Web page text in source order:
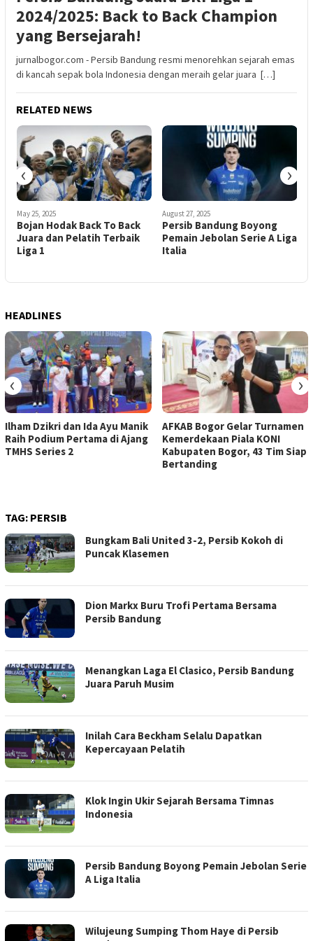
2024/2025: Back to Back Champion
yang Bersejarah!
jurnalbogor.com - Persib Bandung resmi menorehkan sejarah emas
di kancah sepak bola Indonesia dengan meraih gelar juara […]
RELATED NEWS
May 25, 2025
Bojan Hodak Back To Back
Juara dan Pelatih Terbaik
Liga 1
August 27, 2025
Persib Bandung Boyong
Pemain Jebolan Serie A Liga
Italia
‹ ›
HEADLINES
Ilham Dzikri dan Ida Ayu Manik
Raih Podium Pertama di Ajang
TMHS Series 2
AFKAB Bogor Gelar Turnamen
Kemerdekaan Piala KONI
Kabupaten Bogor, 43 Tim Siap
Bertanding
‹ ›
TAG: PERSIB
Bungkam Bali United 3-2, Persib Kokoh di
Puncak Klasemen
Dion Markx Buru Trofi Pertama Bersama
Persib Bandung
Menangkan Laga El Clasico, Persib Bandung
Juara Paruh Musim
Inilah Cara Beckham Selalu Dapatkan
Kepercayaan Pelatih
Klok Ingin Ukir Sejarah Bersama Timnas
Indonesia
Persib Bandung Boyong Pemain Jebolan Serie
A Liga Italia
Wilujeung Sumping Thom Haye di Persib